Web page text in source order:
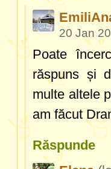
20 Jan
Poate
răspuns și
multe altele
am făcut
Răspunde